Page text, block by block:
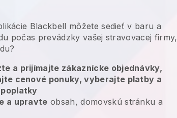
Blackbell môžete sedieť v baru a
počas prevádzky vašej stravovacej firmy,
a prijímajte zákaznícke objednávky,
cenové ponuky, vyberajte platby a
a upravte obsah, domovskú stránku a